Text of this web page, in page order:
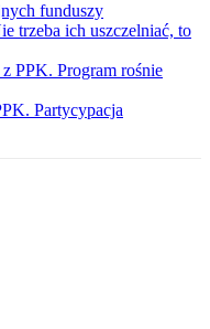
funduszy
trzeba ich uszczelniać, to
PPK. Program rośnie
Partycypacja